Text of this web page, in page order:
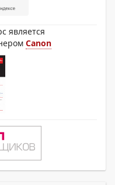
является
Canon